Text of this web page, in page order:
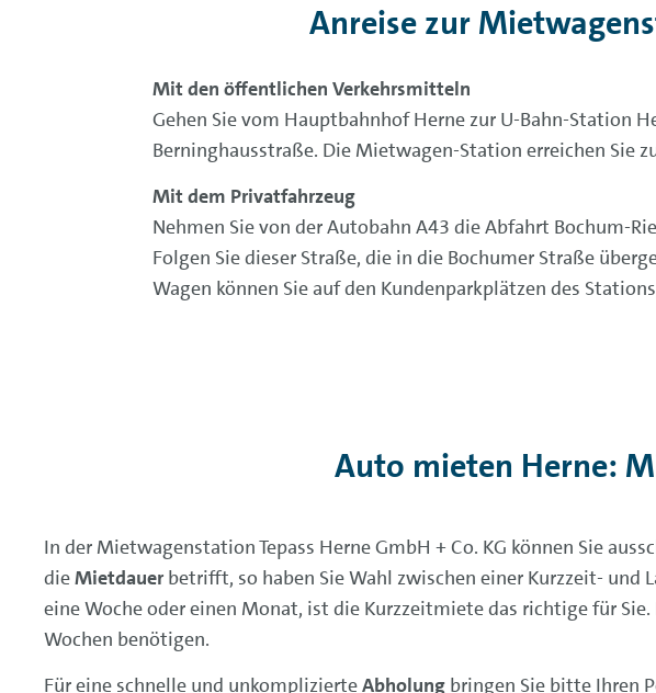
Anreise zur
Mit den öffentlichen Verkehrsmitteln
Gehen Sie vom Hauptbahnhof Herne zur U-Bahn-Station
Berninghausstraße. Die Mietwagen-Station erreichen Sie
Mit dem Privatfahrzeug
Nehmen Sie von der Autobahn A43 die Abfahrt Bochum-
Folgen Sie dieser Straße, die in die Bochumer Straße
Wagen können Sie auf den Kundenparkplätzen des
Auto mieten Herne:
In der Mietwagenstation Tepass Herne GmbH + Co. KG können Sie
dieMietdauer betrifft, so haben Sie Wahl zwischen einer Kurzzeit- und
eine Woche oder einen Monat, ist die Kurzzeitmiete das richtige für
Wochen benötigen.
Für eine schnelle und unkomplizierteAbholung bringen Sie bitte Ihren